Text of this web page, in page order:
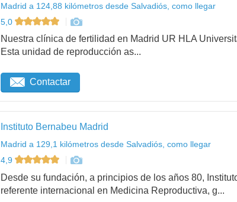
Madrid a 124,88 kilómetros desde Salvadiós, como llegar
5,0
Nuestra clínica de fertilidad en Madrid UR HLA
Esta unidad de reproducción as...
Contactar
Instituto Bernabeu Madrid
Madrid a 129,1 kilómetros desde Salvadiós, como llegar
4,9
Desde su fundación, a principios de los años 80,
referente internacional en Medicina Reproductiva, g...